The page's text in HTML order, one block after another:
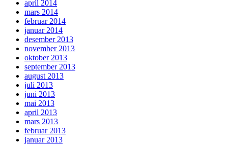
april 2014
mars 2014
februar 2014
januar 2014
desember 2013
november 2013
oktober 2013
september 2013
august 2013
juli 2013
juni 2013
mai 2013
april 2013
mars 2013
februar 2013
januar 2013